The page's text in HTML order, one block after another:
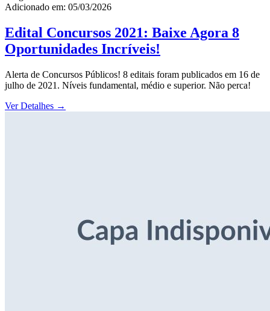
Adicionado em: 05/03/2026
Edital Concursos 2021: Baixe Agora 8
Oportunidades Incríveis!
Alerta de Concursos Públicos! 8 editais foram publicados em 16 de
julho de 2021. Níveis fundamental, médio e superior. Não perca!
Ver Detalhes →